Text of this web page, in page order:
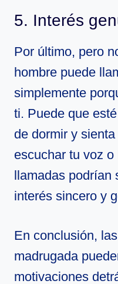
5. Interés
Por último, pero
hombre puede
simplemente
ti. Puede que
de dormir y
escuchar tu voz
llamadas
interés sincero y
En conclusión,
madrugada
motivaciones